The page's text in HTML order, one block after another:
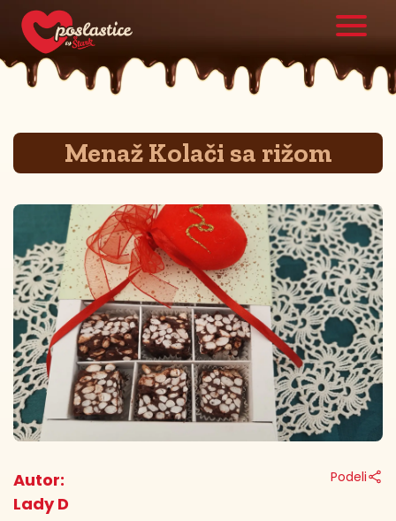
Menaž Kolači sa rižom
Autor:
Lady D
Podeli